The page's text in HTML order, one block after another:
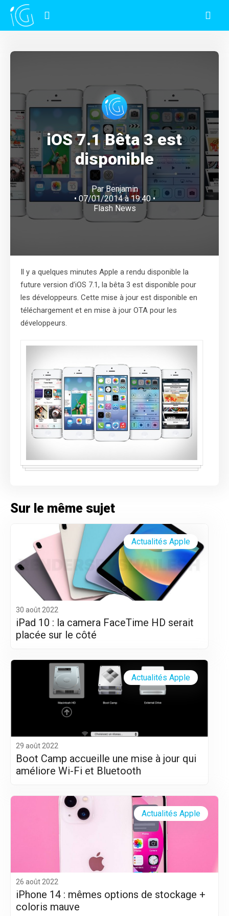
iOS 7.1 Bêta 3 est
disponible
ParBenjamin
• 07/01/2014 à 19:40 •
Flash News
Il y a quelques minutes Apple a rendu disponible la
future version d’iOS 7.1, la bêta 3 est disponible pour
les développeurs. Cette mise à jour est disponible en
téléchargement et en mise à jour OTA pour les
développeurs.
Sur le même sujet
30 août 2022
iPad 10 : la camera FaceTime HD serait
placée sur le côté
Actualités Apple
29 août 2022
Boot Camp accueille une mise à jour qui
améliore Wi-Fi et Bluetooth
Actualités Apple
26 août 2022
iPhone 14 : mêmes options de stockage +
coloris mauve
Actualités Apple